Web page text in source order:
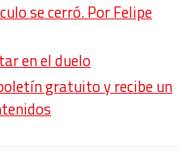
se cerró. PorFelipe
en el duelo
gratuito y recibe un